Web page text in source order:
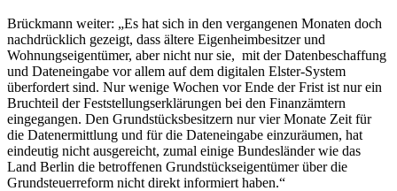
Brückmann weiter: „Es hat sich in den vergangenen Monaten doch
nachdrücklich gezeigt, dass ältere Eigenheimbesitzer und
Wohnungseigentümer, aber nicht nur sie, mit der Datenbeschaffung
und Dateneingabe vor allem auf dem digitalen Elster-System
überfordert sind. Nur wenige Wochen vor Ende der Frist ist nur ein
Bruchteil der Feststellungserklärungen bei den Finanzämtern
eingegangen. Den Grundstücksbesitzern nur vier Monate Zeit für
die Datenermittlung und für die Dateneingabe einzuräumen, hat
eindeutig nicht ausgereicht, zumal einige Bundesländer wie das
Land Berlin die betroffenen Grundstückseigentümer über die
Grundsteuerreform nicht direkt informiert haben.“